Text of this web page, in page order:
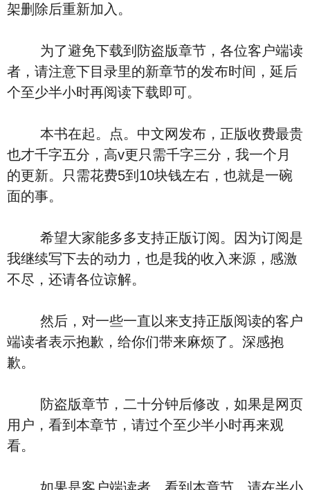
架删除后重新加入。
为了避免下载到防盗版章节，各位客户端读
者，请注意下目录里的新章节的发布时间，延后
个至少半小时再阅读下载即可。
本书在起。点。中文网发布，正版收费最贵
也才千字五分，高v更只需千字三分，我一个月
的更新。只需花费5到10块钱左右，也就是一碗
面的事。
希望大家能多多支持正版订阅。因为订阅是
我继续写下去的动力，也是我的收入来源，感激
不尽，还请各位谅解。
然后，对一些一直以来支持正版阅读的客户
端读者表示抱歉，给你们带来麻烦了。深感抱
歉。
防盗版章节，二十分钟后修改，如果是网页
用户，看到本章节，请过个至少半小时再来观
看。